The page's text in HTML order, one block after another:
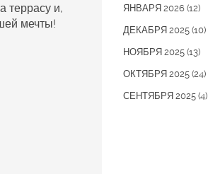
террасу и,
мечты!
ЯНВАРЯ 2026 (12)
ДЕКАБРЯ 2025 (10)
НОЯБРЯ 2025 (13)
ОКТЯБРЯ 2025 (24)
СЕНТЯБРЯ 2025 (4)